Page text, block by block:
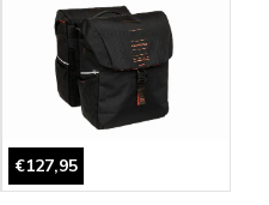
€127,95